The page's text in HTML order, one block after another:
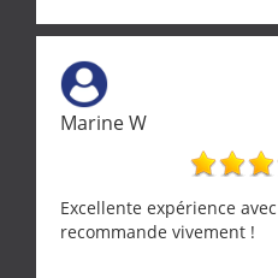
Marine W
Excellente expérience
recommande vivement !